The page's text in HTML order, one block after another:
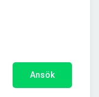
Ansök